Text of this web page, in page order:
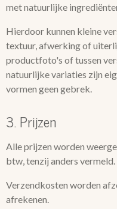
met natuurlijke
Hierdoor kunnen kleine
textuur, afwerking of
productfoto's of tussen
natuurlijke variaties zijn
vormen geen gebrek.
3. Prijzen
Alle prijzen worden
btw, tenzij anders vermeld.
Verzendkosten worden
afrekenen.